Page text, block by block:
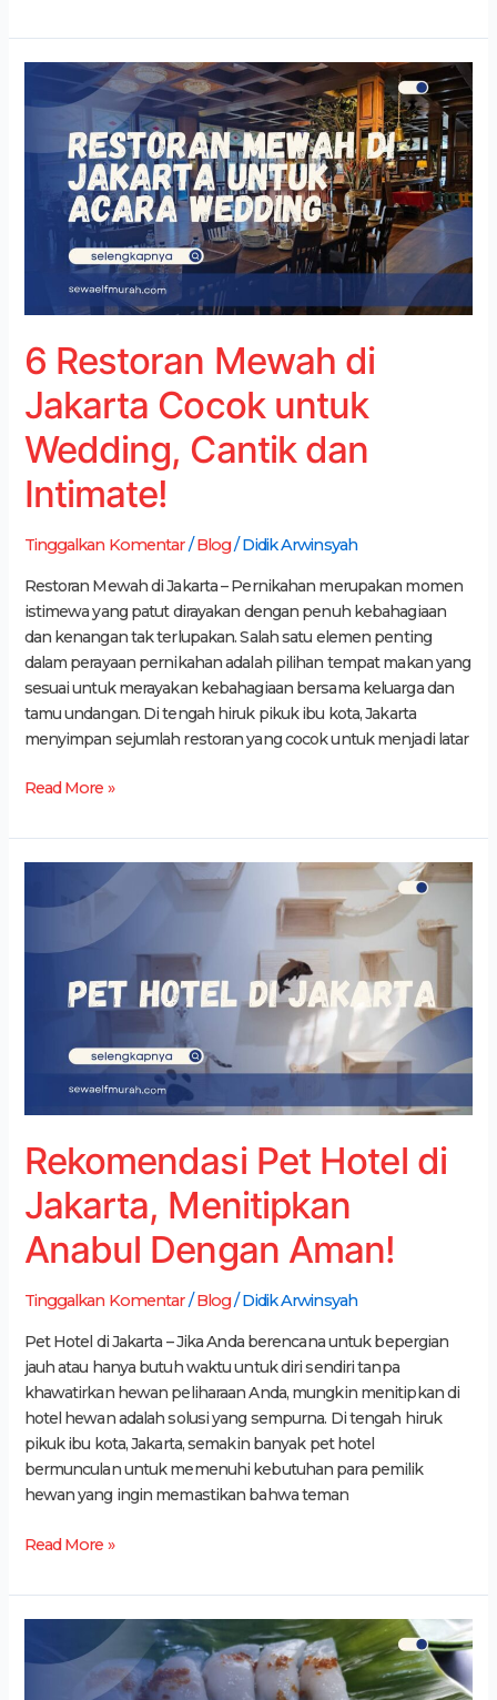
6 Restoran Mewah di
Jakarta Cocok untuk
Wedding, Cantik dan
Intimate!
Tinggalkan Komentar/Blog/Didik Arwinsyah
Restoran Mewah di Jakarta – Pernikahan merupakan momen
istimewa yang patut dirayakan dengan penuh kebahagiaan
dan kenangan tak terlupakan. Salah satu elemen penting
dalam perayaan pernikahan adalah pilihan tempat makan yang
sesuai untuk merayakan kebahagiaan bersama keluarga dan
tamu undangan. Di tengah hiruk pikuk ibu kota, Jakarta
menyimpan sejumlah restoran yang cocok untuk menjadi latar
Restoran
di
Jakarta
Cocok
untuk
Wedding,
Read More »
Rekomendasi Pet Hotel di
Jakarta, Menitipkan
Anabul Dengan Aman!
Tinggalkan Komentar/Blog/Didik Arwinsyah
Pet Hotel di Jakarta – Jika Anda berencana untuk bepergian
jauh atau hanya butuh waktu untuk diri sendiri tanpa
khawatirkan hewan peliharaan Anda, mungkin menitipkan di
hotel hewan adalah solusi yang sempurna. Di tengah hiruk
pikuk ibu kota, Jakarta, semakin banyak pet hotel
bermunculan untuk memenuhi kebutuhan para pemilik
hewan yang ingin memastikan bahwa teman
Rekomendasi
di
Menitipkan
Dengan
Read More »
Rekomendasi